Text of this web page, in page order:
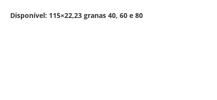
Disponível: 115×22,23 granas 40, 60 e 80